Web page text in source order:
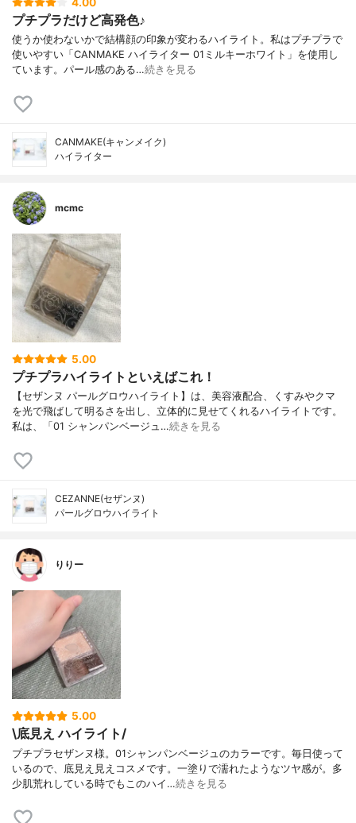
プチプラだけど高発色♪
使うか使わないかで結構顔の印象が変わるハイライト。私はプチプラで
使いやすい「CANMAKE ハイライター 01ミルキーホワイト」を使用し
ています。パール感のある…続きを見る
CANMAKE(キャンメイク)
ハイライター
mcmc
5.00
プチプラハイライトといえばこれ！
【セザンヌ パールグロウハイライト】は、美容液配合、くすみやクマ
を光で飛ばして明るさを出し、立体的に見せてくれるハイライトです。
私は、「01 シャンパンベージュ…続きを見る
CEZANNE(セザンヌ)
パールグロウハイライト
りりー
5.00
\底見え ハイライト/
プチプラセザンヌ様。01シャンパンベージュのカラーです。毎日使って
いるので、底見え見えコスメです。一塗りで濡れたようなツヤ感が。多
少肌荒れしている時でもこのハイ…続きを見る